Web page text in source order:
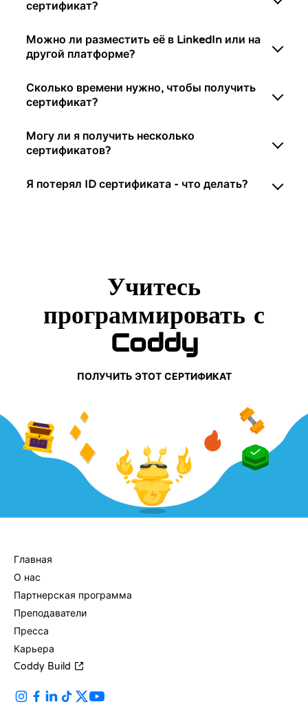
сертификат?
Можно ли разместить её в LinkedIn или на
другой платформе?
Сколько времени нужно, чтобы получить
сертификат?
Могу ли я получить несколько
сертификатов?
Я потерял ID сертификата - что делать?
Учитесь
программировать с
Coddy
ПОЛУЧИТЬ ЭТОТ СЕРТИФИКАТ
Главная
О нас
Партнерская программа
Преподаватели
Пресса
Карьера
Coddy Build